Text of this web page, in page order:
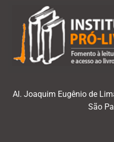
Al. Joaquim Eugênio de
São